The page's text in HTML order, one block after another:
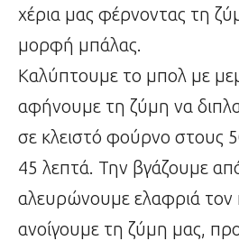
χέρια μας φέρνοντας τη
μορφή μπάλας.
Καλύπτουμε το μπολ με
αφήνουμε τη ζύμη να
σε κλειστό φούρνο στους
45 λεπτά. Την βγάζουμε
αλευρώνουμε ελαφριά τον
ανοίγουμε τη ζύμη μας,